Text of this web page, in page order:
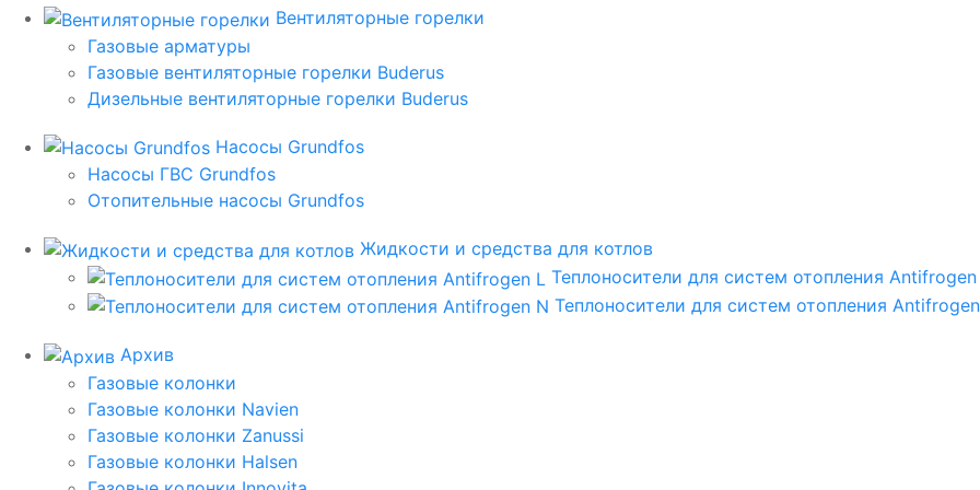
Вентиляторные горелки
Газовые арматуры
Газовые вентиляторные горелки Buderus
Дизельные вентиляторные горелки Buderus
Насосы Grundfos
Насосы ГВС Grundfos
Отопительные насосы Grundfos
Жидкости и средства для котлов
Теплоносители для систем отопления
Теплоносители для систем отопления
Архив
Газовые колонки
Газовые колонки Navien
Газовые колонки Zanussi
Газовые колонки Halsen